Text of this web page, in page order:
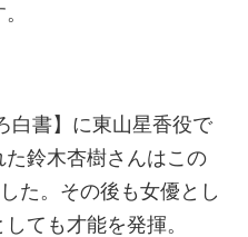
白書】に東山星香役で
鈴木杏樹さんはこの
た。その後も女優とし
ても才能を発揮。